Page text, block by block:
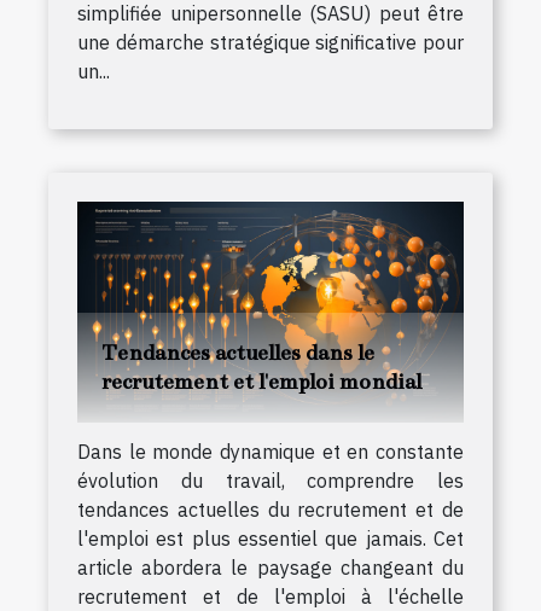
simplifiée unipersonnelle (SASU) peut être
une démarche stratégique significative pour
un...
Tendances actuelles dans le
recrutement et l'emploi mondial
Dans le monde dynamique et en constante
évolution du travail, comprendre les
tendances actuelles du recrutement et de
l'emploi est plus essentiel que jamais. Cet
article abordera le paysage changeant du
recrutement et de l'emploi à l'échelle